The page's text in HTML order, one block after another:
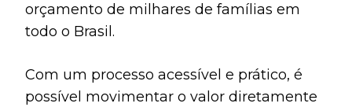
orçamento de milhares de famílias em
todo o Brasil.
Com um processo acessível e prático, é
possível movimentar o valor diretamente